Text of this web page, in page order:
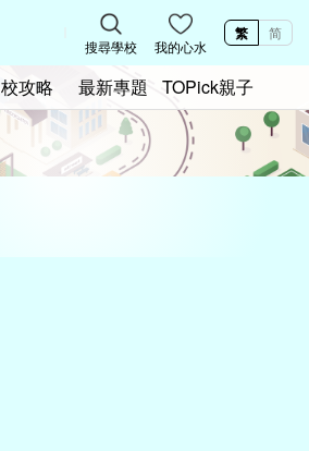
搜尋學校 我的心水
繁 简
攻略 最新專題 TOPick親子